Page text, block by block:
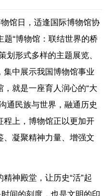
馆日，适逢国际博物馆协
“博物馆：联结世界的桥
划形式多样的主题展览、
中展示我国博物馆事业
就是一座育人润心的“大
通民族与世界，融通历史
程上，博物馆正以更加开
、凝聚精神力量、增强文
神殿堂，让历史“活”起
间的刻度，也是文明的印